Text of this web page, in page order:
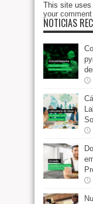
This site uses
your
NOTICIAS